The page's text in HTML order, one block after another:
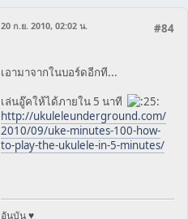
#84
20 ก.ย. 2010, 02:02 น.
เอามาจากในบอร์ดอีกที...
เล่นอู๊คให้ได้ภายใน 5 นาที
http://ukuleleunderground.com/
2010/09/uke-minutes-100-how-
to-play-the-ukulele-in-5-minutes/
อันบัน ♥